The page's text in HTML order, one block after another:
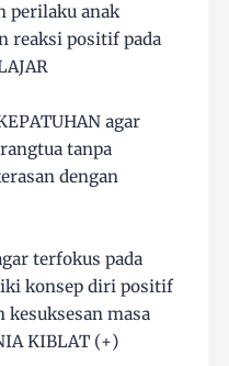
perilaku anak
reaksi positif pada
agar
tanpa
dengan
terfokus pada
konsep diri positif
kesuksesan masa
KIBLAT (+)